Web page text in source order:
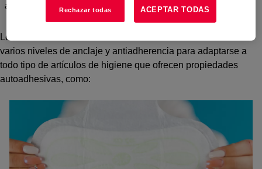
antiespumantes, humectantes y aditivos espesantes).
Los recubrimientos antiadherentes de Dow también tienen
varios niveles de anclaje y antiadherencia para adaptarse a
todo tipo de artículos de higiene que ofrecen propiedades
autoadhesivas, como:
Rechazar todas ACEPTAR TODAS